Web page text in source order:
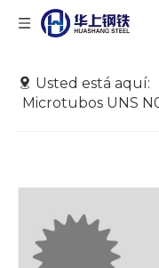
Usted está aquí:
Microtubos UNS